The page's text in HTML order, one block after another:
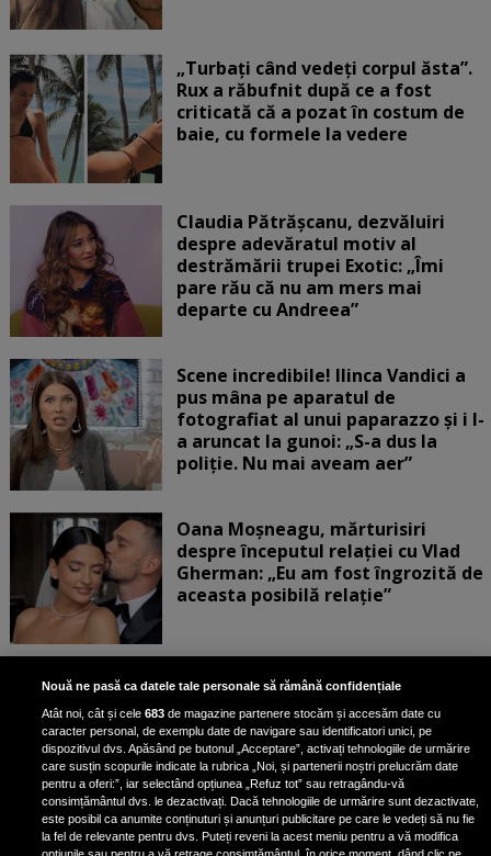
„Turbați când vedeți corpul ăsta”.
Rux a răbufnit după ce a fost
criticată că a pozat în costum de
baie, cu formele la vedere
Claudia Pătrășcanu, dezvăluiri
despre adevăratul motiv al
destrămării trupei Exotic: „Îmi
pare rău că nu am mers mai
departe cu Andreea”
Scene incredibile! Ilinca Vandici a
pus mâna pe aparatul de
fotografiat al unui paparazzo și i l-
a aruncat la gunoi: „S-a dus la
poliție. Nu mai aveam aer”
Oana Moșneagu, mărturisiri
despre începutul relației cu Vlad
Gherman: „Eu am fost îngrozită de
aceasta posibilă relație”
Unde locuiesc Alberto Guță și
iubita lui, după ce au plecat din
casa Narcisei Balaban: „Noi
suntem într-o casă cu două-trei
etaje”
Oana Roman, achiziție după
Nouă ne pasă ca datele tale personale să rămână confidențiale
Atât noi, cât și cele683 de magazine partenere stocăm și accesăm date cu
caracter personal, de exemplu date de navigare sau identificatori unici, pe
dispozitivul dvs. Apăsând pe butonul „Acceptare”, activați tehnologiile de urmărire
care susțin scopurile indicate la rubrica „Noi, și partenerii noștri prelucrăm date
pentru a oferi:”, iar selectând opțiunea „Refuz tot” sau retragându-vă
consimțământul dvs. le dezactivați. Dacă tehnologiile de urmărire sunt dezactivate,
este posibil ca anumite conținuturi și anunțuri publicitare pe care le vedeți să nu fie
la fel de relevante pentru dvs. Puteți reveni la acest meniu pentru a vă modifica